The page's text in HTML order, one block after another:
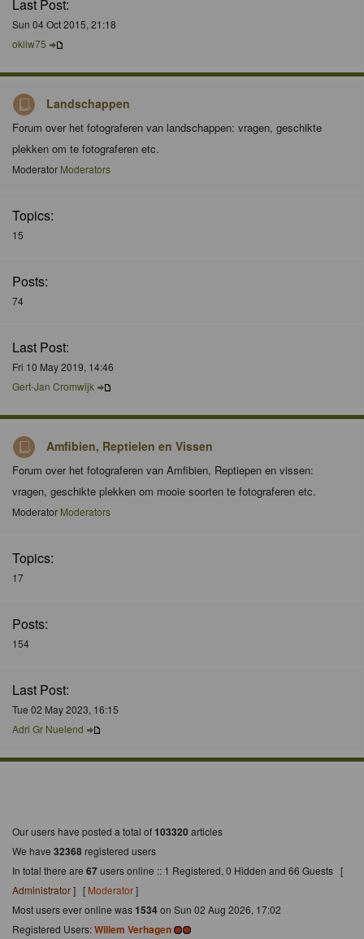
Last Post:
Sun 04 Oct 2015, 21:18
okliw75
Landschappen
Forum over het fotograferen van landschappen: vragen, geschikte
plekken om te fotograferen etc.
Moderator Moderators
Topics:
15
Posts:
74
Last Post:
Fri 10 May 2019, 14:46
Gert-Jan Cromwijk
Amfibien, Reptielen en Vissen
Forum over het fotograferen van Amfibien, Reptiepen en vissen:
vragen, geschikte plekken om mooie soorten te fotograferen etc.
Moderator Moderators
Topics:
17
Posts:
154
Last Post:
Tue 02 May 2023, 16:15
Adri Gr Nuelend
Our users have posted a total of103320 articles
We have 32368 registered users
In total there are 67users online :: 1 Registered, 0 Hidden and 66 Guests [
Administrator] [ Moderator]
Most users ever online was1534on Sun 02 Aug 2026, 17:02
Registered Users:Willem Verhagen